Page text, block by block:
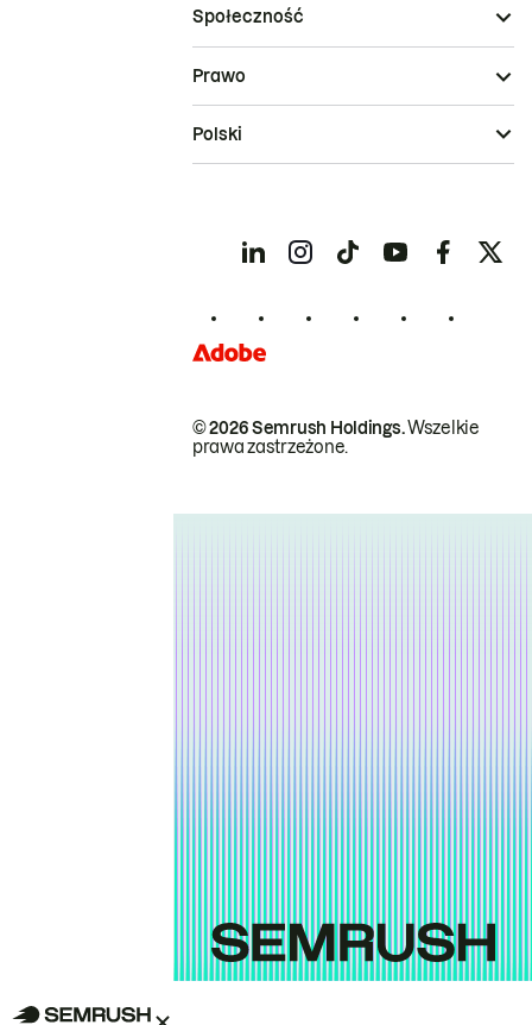
Społeczność
© 2026 Semrush Holdings.Wszelkie
prawa zastrzeżone.
Prawo
Polski